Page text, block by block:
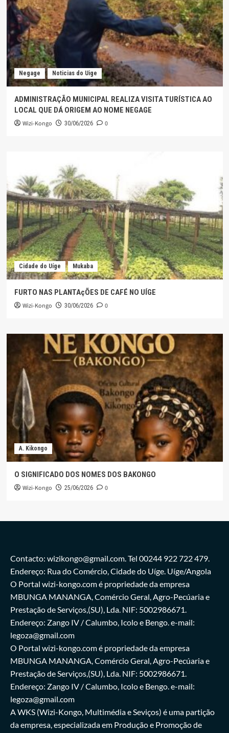
Negage Noticias do Uige
ADMINISTRAÇÃO MUNICIPAL REALIZA VISITA TURÍSTICA AO
LOCAL QUE DÁ ORIGEM AO NOME NEGAGE
Wizi-Kongo 30/06/2026 0
Cidade do Uíge Mukaba
FURTO NAS PLANTAçÕES DE CAFÉ NO UÍGE
Wizi-Kongo 30/06/2026 0
A. Kikongo
O SIGNIFICADO DOS NOMES DOS BAKONGO
Wizi-Kongo 25/06/2026 0
Contacto: wizikongo@gmail.com. Tel 00244 922 722 479.
Endereço: Rua do Comércio, Cidade do Uíge. Uíge/Angola
O Portal wizi-kongo.com é propriedade da empresa
MBUNGA MANANGA, Comércio Geral, Agro-Pecúaria e
Prestação de Serviços,(SU), Lda. NIF: 5002986671.
Endereço: Zango IV / Calumbo, Icolo e Bengo. e-mail:
legoza@gmail.com
O Portal wizi-kongo.com é propriedade da empresa
MBUNGA MANANGA, Comércio Geral, Agro-Pecúaria e
Prestação de Serviços,(SU), Lda. NIF: 5002986671.
Endereço: Zango IV / Calumbo, Icolo e Bengo. e-mail:
legoza@gmail.com
A WKS (Wizi-Kongo, Multimédia e Seviços) é uma partição
da empresa, especializada em Produção e Promoção de